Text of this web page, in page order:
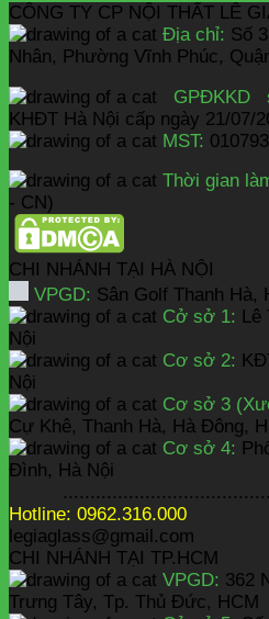
CÔNG TY CP NỘI THẤT LÊ
Địa chỉ: Số
Nhân, Phường Vĩnh Phúc,
GPĐKKD
KHĐT Hà Nội cấp ngày 21/07/
MST:
Thời gian
- CN)
CHI NHÁNH TẠI HÀ NỘI
VPGD: Sân Golf Thanh Hà,
Cở sở 1: Lê
Nội
Cơ sở 2:
Nội
Cơ sở 3
Cự Khê, Thanh Hà, Hà Đông,
Cơ sở 4:
Đình, Hà Nội
Hotline: 0962.316.000
legiaglass@gmail.com
CHI NHÁNH TẠI TP.HCM
VPGD: 362
Trưng Tây, Tp. Thủ Đức, HCM